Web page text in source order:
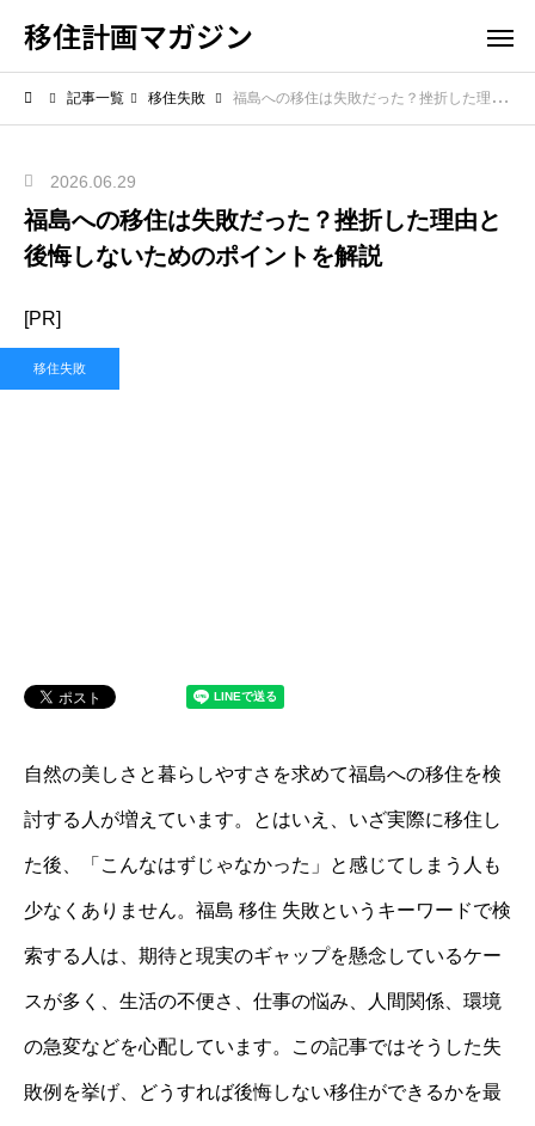
移住計画マガジン
記事一覧 移住失敗 福島への移住は失敗だった？挫折した理由と後悔しないためのポイントを解説
2026.06.29
福島への移住は失敗だった？挫折した理由と
後悔しないためのポイントを解説
[PR]
移住失敗
自然の美しさと暮らしやすさを求めて福島への移住を検
討する人が増えています。とはいえ、いざ実際に移住し
た後、「こんなはずじゃなかった」と感じてしまう人も
少なくありません。福島 移住 失敗というキーワードで検
索する人は、期待と現実のギャップを懸念しているケー
スが多く、生活の不便さ、仕事の悩み、人間関係、環境
の急変などを心配しています。この記事ではそうした失
敗例を挙げ、どうすれば後悔しない移住ができるかを最